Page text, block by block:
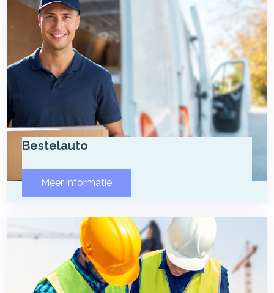
Bestelauto
Meer informatie